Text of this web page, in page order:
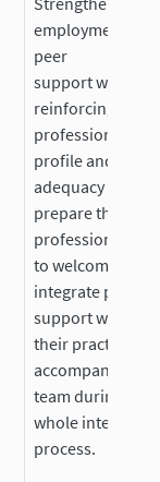
employment of
peer
support workers
reinforcing their
professional
profile and
adequacy ; Better
prepare the
professional
to welcome and
integrate peer
support workers
their practices:
accompanying
team during the
whole
process.